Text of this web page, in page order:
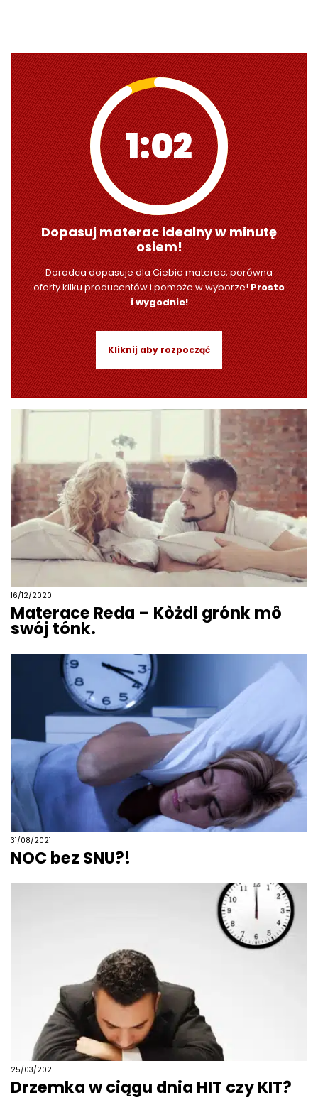
1:00
Dopasuj materac idealny w minutę
osiem!
Doradca dopasuje dla Ciebie materac, porówna
oferty kilku producentów i pomoże w wyborze!Prosto
i wygodnie!
Kliknij aby rozpocząć
16/12/2020
Materace Reda – Kòżdi grónk mô
swój tónk.
31/08/2021
NOC bez SNU?!
25/03/2021
Drzemka w ciągu dnia HIT czy KIT?